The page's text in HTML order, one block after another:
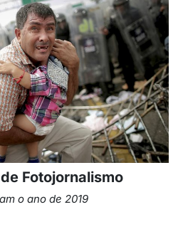
Fotojornalismo
o ano de 2019